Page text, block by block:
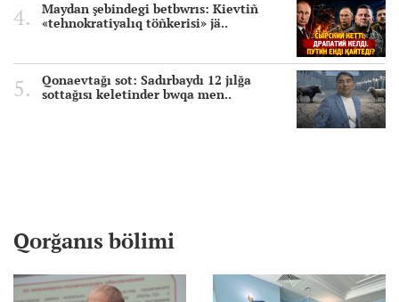
Maydan şebindegi betbwrıs: Kievtiñ
«tehnokratiyalıq töñkerisi» jä..
Qonaevtağı sot: Sadırbaydı 12 jılğa
sottağısı keletinder bwqa men..
Qorğanıs bölimi